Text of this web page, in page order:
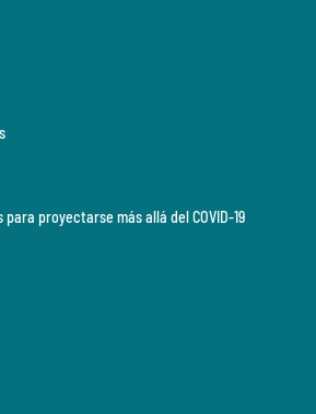
proyectarse más allá del COVID-19